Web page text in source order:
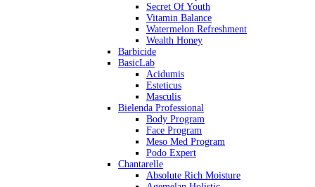
Secret Of Youth
Vitamin Balance
Watermelon Refreshment
Wealth Honey
Barbicide
BasicLab
Acidumis
Esteticus
Masculis
Bielenda Professional
Body Program
Face Program
Meso Med Program
Podo Expert
Chantarelle
Absolute Rich Moisture